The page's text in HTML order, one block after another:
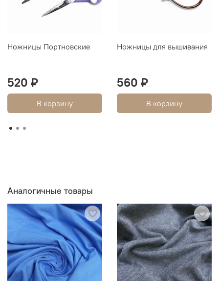
Ножницы Портновские
520 ₽
В корзину
Ножницы для вышивания
560 ₽
В корзину
Аналогичные товары